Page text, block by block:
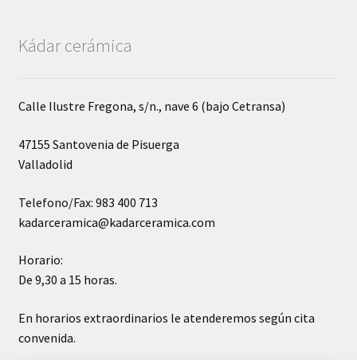
Kádar cerámica
Calle Ilustre Fregona, s/n., nave 6 (bajo Cetransa)
47155 Santovenia de Pisuerga
Valladolid
Telefono/Fax: 983 400 713
kadarceramica@kadarceramica.com
Horario:
De 9,30 a 15 horas.
En horarios extraordinarios le atenderemos según cita
convenida.